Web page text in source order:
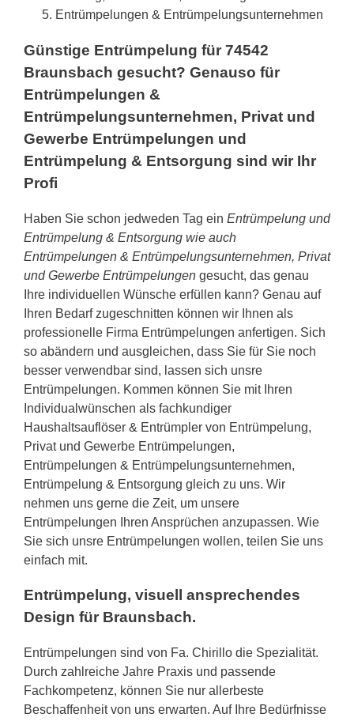
Entrümpelungen & Entrümpelungsunternehmen
Günstige Entrümpelung für 74542
Braunsbach gesucht? Genauso für
Entrümpelungen &
Entrümpelungsunternehmen, Privat und
Gewerbe Entrümpelungen und
Entrümpelung & Entsorgung sind wir Ihr
Profi
Haben Sie schon jedweden Tag ein Entrümpelung und
Entrümpelung & Entsorgung wie auch
Entrümpelungen & Entrümpelungsunternehmen, Privat
und Gewerbe Entrümpelungen gesucht, das genau
Ihre individuellen Wünsche erfüllen kann? Genau auf
Ihren Bedarf zugeschnitten können wir Ihnen als
professionelle Firma Entrümpelungen anfertigen. Sich
so abändern und ausgleichen, dass Sie für Sie noch
besser verwendbar sind, lassen sich unsre
Entrümpelungen. Kommen können Sie mit Ihren
Individualwünschen als fachkundiger
Haushaltsauflöser & Entrümpler von Entrümpelung,
Privat und Gewerbe Entrümpelungen,
Entrümpelungen & Entrümpelungsunternehmen,
Entrümpelung & Entsorgung gleich zu uns. Wir
nehmen uns gerne die Zeit, um unsere
Entrümpelungen Ihren Ansprüchen anzupassen. Wie
Sie sich unsre Entrümpelungen wollen, teilen Sie uns
einfach mit.
Entrümpelung, visuell ansprechendes
Design für Braunsbach.
Entrümpelungen sind von Fa. Chirillo die Spezialität.
Durch zahlreiche Jahre Praxis und passende
Fachkompetenz, können Sie nur allerbeste
Beschaffenheit von uns erwarten. Auf Ihre Bedürfnisse